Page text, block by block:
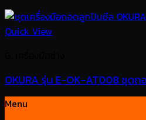
Quick View
OKURA รุ่น E-OK-AT008 ชุด
Menu